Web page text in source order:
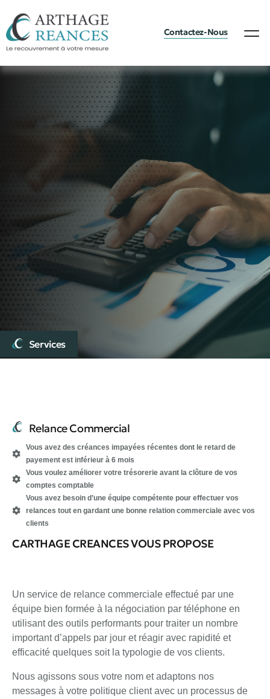
Contactez-Nous
Services
Relance Commercial
Vous avez des créances impayées récentes dont le retard de
payement est inférieur à 6 mois
Vous voulez améliorer votre trésorerie avant la clôture de vos
comptes comptable
Vous avez besoin d’une équipe compétente pour effectuer vos
relances tout en gardant une bonne relation commerciale avec vos
clients
CARTHAGE CREANCES VOUS PROPOSE
Un service de relance commerciale effectué par une
équipe bien formée à la négociation par téléphone en
utilisant des outils performants pour traiter un nombre
important d’appels par jour et réagir avec rapidité et
efficacité quelques soit la typologie de vos clients.
Nous agissons sous votre nom et adaptons nos
messages à votre politique client avec un processus de